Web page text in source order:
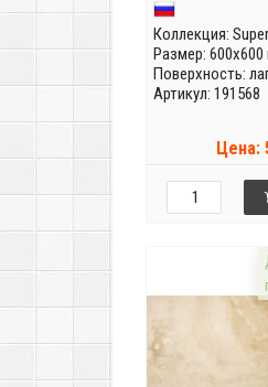
Коллекция:
Размер:
Поверхность:
Артикул: 191568
Цена: